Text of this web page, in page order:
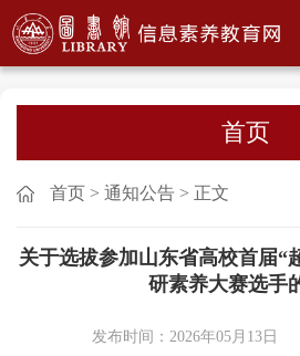
首页
首页 > 通知公告 > 正文
关于选拔参加山东省高校首届“
研素养大赛选手
发布时间：2026年05月13日